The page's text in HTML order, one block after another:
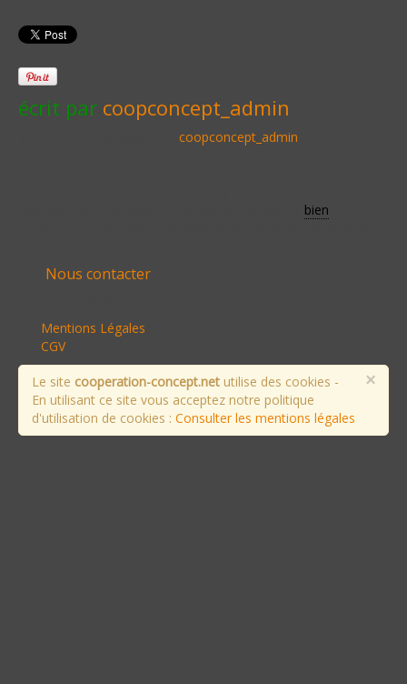
écrit par coopconcept_admin
coopconcept_admin
bien
Nous contacter
Mentions Légales
CGV
×
Le site cooperation-concept.net utilise des cookies -
En utilisant ce site vous acceptez notre politique
d'utilisation de cookies : Consulter les mentions légales